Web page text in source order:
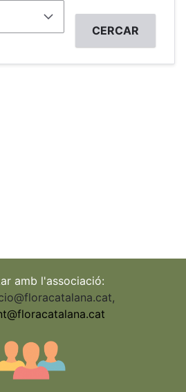
amb l'associació:
,